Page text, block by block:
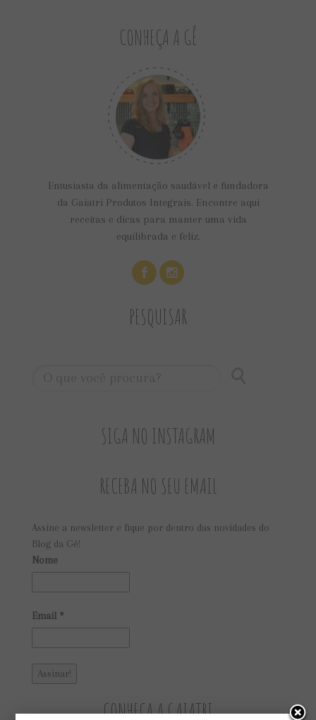
CONHEÇA A GÊ
Entusiasta da alimentação saudável e fundadora
da Gaiatri Produtos Integrais. Encontre aqui
receitas e dicas para manter uma vida
equilibrada e feliz.
PESQUISAR
SIGA NO INSTAGRAM
RECEBA NO SEU EMAIL
Assine a newsletter e fique por dentro das novidades do
Blog da Gê!
Nome
Email *
CONHEÇA A GAIATRI